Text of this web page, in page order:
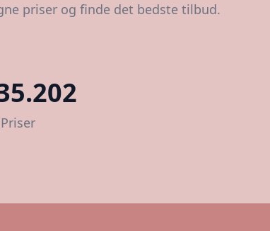
priser og finde det bedste tilbud.
Priser